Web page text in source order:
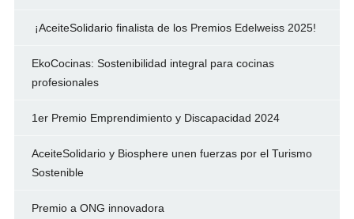
¡AceiteSolidario finalista de los Premios Edelweiss 2025!
EkoCocinas: Sostenibilidad integral para cocinas
profesionales
1er Premio Emprendimiento y Discapacidad 2024
AceiteSolidario y Biosphere unen fuerzas por el Turismo
Sostenible
Premio a ONG innovadora